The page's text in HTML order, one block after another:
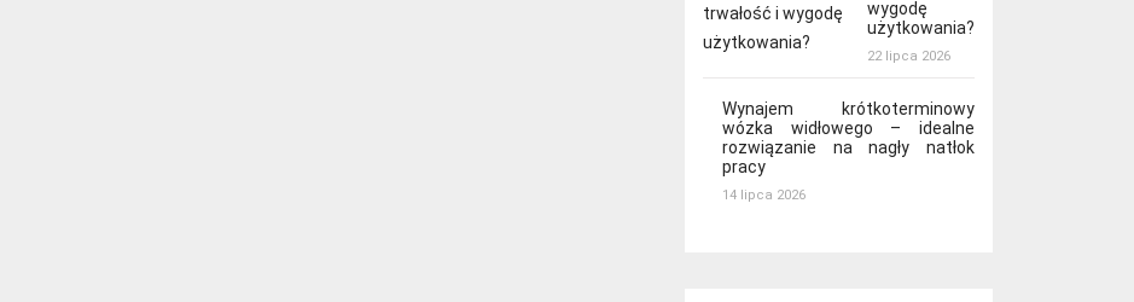
wygodę
użytkowania?
22 lipca 2026
Wynajem krótkoterminowy
wózka widłowego – idealne
rozwiązanie na nagły natłok
pracy
14 lipca 2026